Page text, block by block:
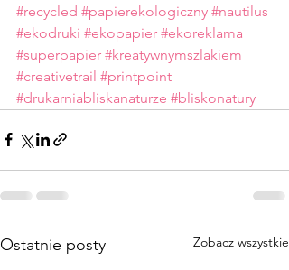
#recycled #papierekologiczny #nautilus
#ekodruki #ekopapier #ekoreklama
#superpapier #kreatywnymszlakiem
#creativetrail #printpoint
#drukarniabliskanaturze #bliskonatury
Ostatnie posty Zobacz wszystkie